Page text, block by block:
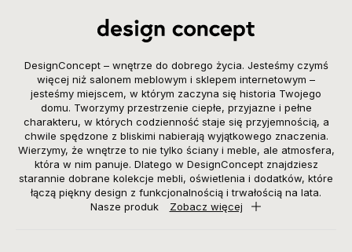
DesignConcept – wnętrze do dobrego życia. Jesteśmy czymś
więcej niż salonem meblowym i sklepem internetowym –
jesteśmy miejscem, w którym zaczyna się historia Twojego
domu. Tworzymy przestrzenie ciepłe, przyjazne i pełne
charakteru, w których codzienność staje się przyjemnością, a
chwile spędzone z bliskimi nabierają wyjątkowego znaczenia.
Wierzymy, że wnętrze to nie tylko ściany i meble, ale atmosfera,
która w nim panuje. Dlatego w DesignConcept znajdziesz
starannie dobrane kolekcje mebli, oświetlenia i dodatków, które
łączą piękny design z funkcjonalnością i trwałością na lata.
Nasze produk
Zobacz więcej